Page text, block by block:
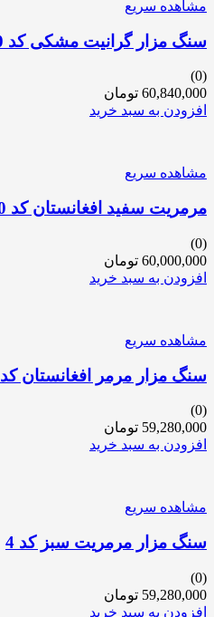
مشاهده سریع
سنگ مزار گرانیت مشکی کد 130
(0)
60,840,000 تومان
افزودن به سبد خرید
مشاهده سریع
مرمریت سفید افغانستان کد 10
(0)
60,000,000 تومان
افزودن به سبد خرید
مشاهده سریع
سنگ مزار مرمر افغانستان کد 88
(0)
59,280,000 تومان
افزودن به سبد خرید
مشاهده سریع
سنگ مزار مرمریت سبز کد 4
(0)
59,280,000 تومان
افزودن به سبد خرید